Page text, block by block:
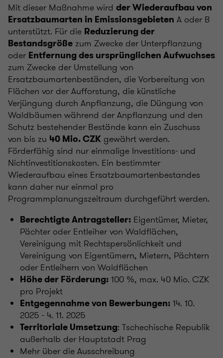
Mit dieser Maßnahme wird der Wiederaufbau von
Ersatzbaumarten in Emissionsgebieten A oder B
unterstützt. Für die Reduzierung der
Bestandsgröße zum Zwecke der Unterpflanzung
oder Entfernung des ursprünglichen Aufwuchses
zum Zwecke der Umstellung von
Ersatzbaumartenbeständen, die Vorbereitung von
Flächen vor der Aufforstung, die künstliche
Verjüngung durch Anpflanzung, die Düngung von
Waldbäumen während der Anpflanzung und den
Schutz bestehender Bestände kann ein Zuschuss
von bis zu 40 Mio. CZK gewährt werden.
Förderfähig sind nur einmalige Investitions- und
Nichtinvestitionskosten. Ein bestimmter
Wiederaufbau eines Ersatzbaumartenbestandes
kann daher nur einmal pro
Programmplanungszeitraum durchgeführt werden.
Berechtigte Antragsteller: Eigentümer, Mieter,
Pächter oder Entleiher von Waldflächen,
Vereinigung mit Rechtspersönlichkeit und
Vereinigung von Eigentümern, Mietern, Pächtern
oder Entleihern von Waldflächen
Höhe der Förderung: 100 %, max. 40 Mio. CZK
pro Projekt
Entgegennahme von Bewerbungen: 14. 10.
2025 - 4. 11. 2025
Territoriale Umsetzung: Tschechische Republik
außerhalb der Hauptstadt Prag
Mehr über die Ausschreibung